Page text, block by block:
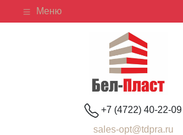
Меню
+7 (4722) 40-22-09
sales-opt@tdpra.ru